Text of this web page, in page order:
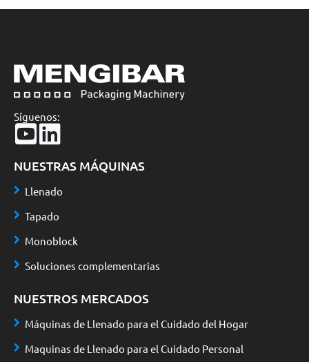
Síguenos:
NUESTRAS MÁQUINAS
Llenado
Tapado
Monoblock
Soluciones complementarias
NUESTROS MERCADOS
Máquinas de Llenado para el Cuidado del Hogar
Maquinas de Llenado para el Cuidado Personal